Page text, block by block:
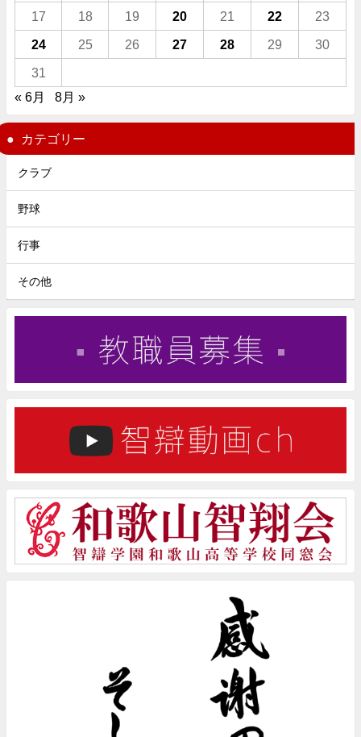
17 18 19 20 21 22 23
24 25 26 27 28 29 30
31
« 6月
8月 »
カテゴリー
クラブ
野球
行事
その他